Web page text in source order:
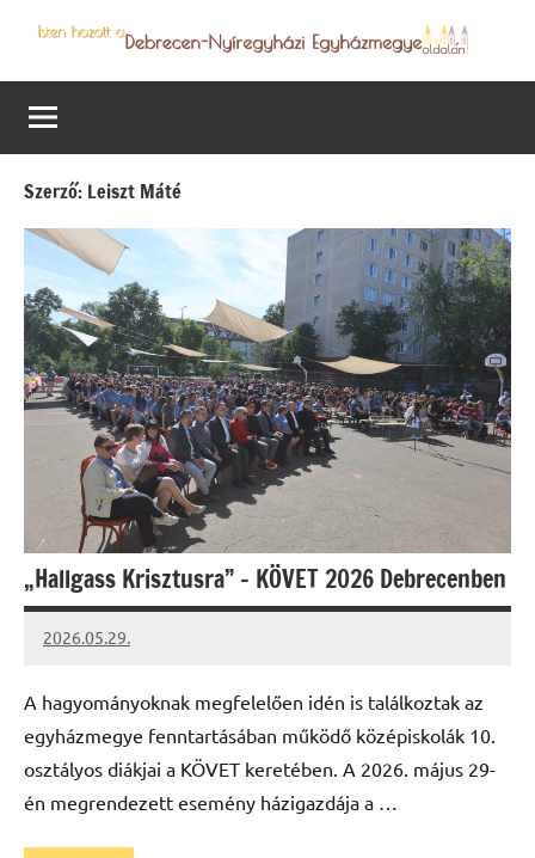
content
Debrecen-
Nyíregyházi
Egyházmegye
programjai
Szerző: Leiszt Máté
„Hallgass Krisztusra” – KÖVET 2026 Debrecenben
2026.05.29.
Leiszt
A hagyományoknak megfelelően idén is találkoztak az
egyházmegye fenntartásában működő középiskolák 10.
osztályos diákjai a KÖVET keretében. A 2026. május 29-
én megrendezett esemény házigazdája a …